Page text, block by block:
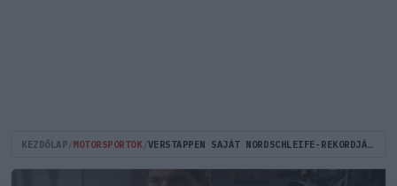
KEZDŐLAP MOTORSPORTOK VERSTAPPEN SAJÁT NORDSCHLEIFE-REKORDJÁT IS MEGDÖNTÖTTE A FERRARI GT3-MAL